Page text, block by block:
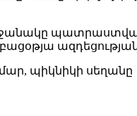
պիկնիկի սեղանը